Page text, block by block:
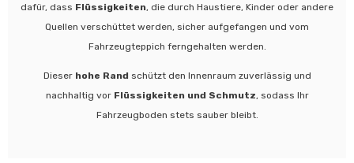
dafür, dass Flüssigkeiten, die durch Haustiere, Kinder oder andere
Quellen verschüttet werden, sicher aufgefangen und vom
Fahrzeugteppich ferngehalten werden.
Dieser hohe Rand schützt den Innenraum zuverlässig und
nachhaltig vor Flüssigkeiten und Schmutz, sodass Ihr
Fahrzeugboden stets sauber bleibt.